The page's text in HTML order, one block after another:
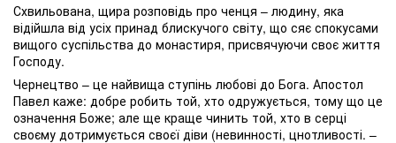
Схвильована, щира розповідь про ченця – людину, яка
відійшла від усіх принад блискучого світу, що сяє спокусами
вищого суспільства до монастиря, присвячуючи своє життя
Господу.
Чернецтво – це найвища ступінь любові до Бога. Апостол
Павел каже: добре робить той, хто одружується, тому що це
означення Боже; але ще краще чинить той, хто в серці
своєму дотримується своєї діви (невинності, цнотливості. –